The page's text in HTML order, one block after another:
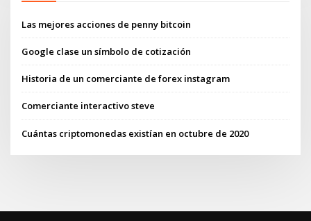
Las mejores acciones de penny bitcoin
Google clase un símbolo de cotización
Historia de un comerciante de forex instagram
Comerciante interactivo steve
Cuántas criptomonedas existían en octubre de 2020